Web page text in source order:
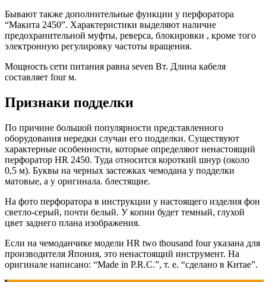
Бывают также дополнительные функции у перфоратора
“Макита 2450”. Характеристики выделяют наличие
предохранительной муфты, реверса, блокировки , кроме того
электронную регулировку частоты вращения.
Мощность сети питания равна seven Вт. Длина кабеля
составляет four м.
Признаки подделки
По причине большой популярности представленного
оборудования нередки случаи его подделки. Существуют
характерные особенности, которые определяют ненастоящий
перфоратор HR 2450. Туда относится короткий шнур (около
0,5 м). Буквы на черных застежках чемодана у подделки
матовые, а у оригинала. блестящие.
На фото перфоратора в инструкции у настоящего изделия фон
светло-серый, почти белый. У копии будет темный, глухой
цвет заднего плана изображения.
Если на чемоданчике модели HR two thousand four указана для
производителя Япония, это ненастоящий инструмент. На
оригинале написано: “Made in P.R.C.”, т. е. “сделано в Китае”.